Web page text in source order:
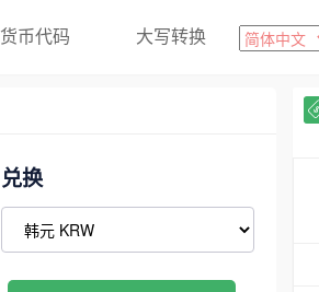
货币代码 大写转换
兑换